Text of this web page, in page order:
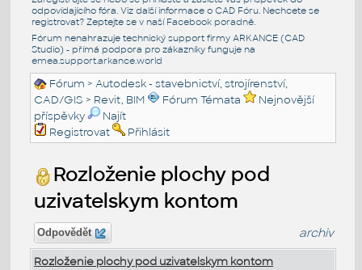
odpovídajícího fóra. Viz další informace o CAD Fóru. Nechcete se
registrovat? Zeptejte se v naší Facebook poradně.
Fórum nenahrazuje technický support firmy ARKANCE (CAD
Studio) - přímá podpora pro zákazníky funguje na
emea.support.arkance.world
Fórum >Autodesk - stavebnictví, strojírenství,
CAD/GIS > Revit, BIM Fórum Témata
Nejnovější
příspěvky
Najít
Registrovat
Přihlásit
Rozloženie plochy pod
uzivatelskym kontom
Odpovědět archiv
Rozloženie plochy pod uzivatelskym kontom